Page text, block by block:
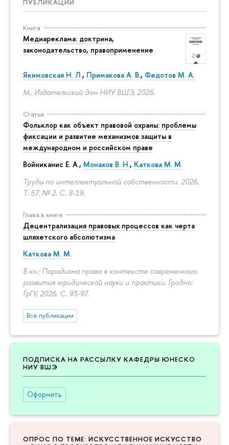
ПУБЛИКАЦИИ
Книга
Медиареклама: доктрина,
законодательство, правоприменение
Якимовская Н. Л., Примакова А. В., Федотов М. А.
М.: Издательский дом НИУ ВШЭ, 2026.
Статья
Фольклор как объект правовой охраны: проблемы
фиксации и развитие механизмов защиты в
международном и российском праве
Войниканис Е. А., Монахов В. Н., Каткова М. М.
Труды по интеллектуальной собственности. 2026.
Т. 57. № 2. С. 8-19.
Глава в книге
Децентрализация правовых процессов как черта
шляхетского абсолютизма
Каткова М. М.
В кн.: Парадигма права в контексте современного
развития юридической науки и практики. Гродно:
ГрГУ, 2026. С. 93-97.
Все публикации
ПОДПИСКА НА РАССЫЛКУ КАФЕДРЫ ЮНЕСКО
НИУ ВШЭ
Оформить
ОПРОС ПО ТЕМЕ: ИСКУССТВЕННОЕ ИСКУССТВО